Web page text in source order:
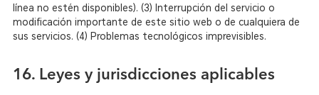
línea no estén disponibles). (3) Interrupción del servicio o
modificación importante de este sitio web o de cualquiera de
sus servicios. (4) Problemas tecnológicos imprevisibles.
16. Leyes y jurisdicciones aplicables